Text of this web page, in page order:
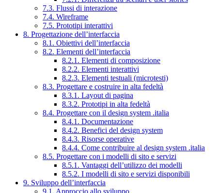
7.3. Flussi di interazione
7.4. Wireframe
7.5. Prototipi interattivi
8. Progettazione dell’interfaccia
8.1. Obiettivi dell’interfaccia
8.2. Elementi dell’interfaccia
8.2.1. Elementi di composizione
8.2.2. Elementi interattivi
8.2.3. Elementi testuali (microtesti)
8.3. Progettare e costruire in alta fedeltà
8.3.1. Layout di pagina
8.3.2. Prototipi in alta fedeltà
8.4. Progettare con il design system .italia
8.4.1. Documentazione
8.4.2. Benefici del design system
8.4.3. Risorse operative
8.4.4. Come contribuire al design system .italia
8.5. Progettare con i modelli di sito e servizi
8.5.1. Vantaggi dell’utilizzo dei modelli
8.5.2. I modelli di sito e servizi disponibili
9. Sviluppo dell’interfaccia
9.1. Approccio allo sviluppo